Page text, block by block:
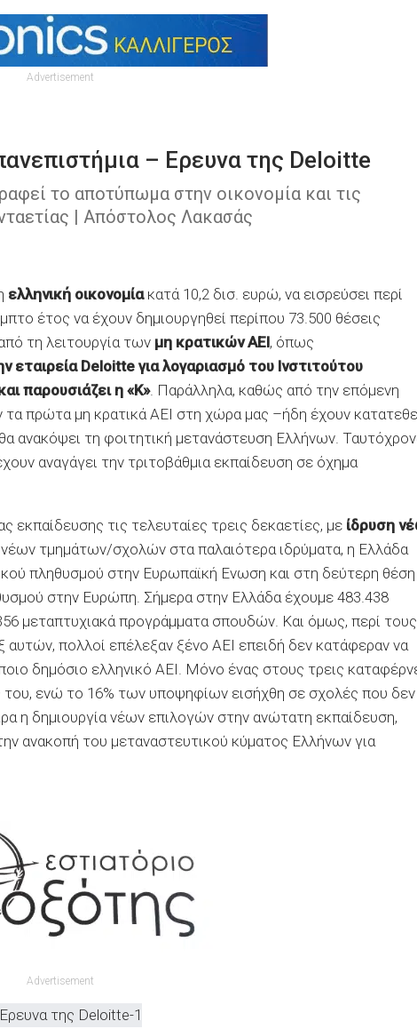
Advertisement
– Ερευνα της Deloitte
το αποτύπωμα στην οικονομία και τις
| Απόστολος Λακασάς
ελληνική οικονομίακατά 10,2 δισ. ευρώ, να εισρεύσει περί
έτος να έχουν δημιουργηθεί περίπου 73.500 θέσεις
τη λειτουργία των μη κρατικών ΑΕΙ, όπως
Deloitte για λογαριασμό του Ινστιτούτου
παρουσιάζει η «Κ». Παράλληλα, καθώς από την επόμενη
τα πρώτα μη κρατικά ΑΕΙ στη χώρα μας –ήδη έχουν
ανακόψει τη φοιτητική μετανάστευση Ελλήνων.
αναγάγει την τριτοβάθμια εκπαίδευση σε όχημα
εκπαίδευσης τις τελευταίες τρεις δεκαετίες, με ίδρυση
νέων τμημάτων/σχολών στα παλαιότερα ιδρύματα, η Ελλάδα
πληθυσμού στην Ευρωπαϊκή Ενωση και στη δεύτερη θέση
στην Ευρώπη. Σήμερα στην Ελλάδα έχουμε 483.438
μεταπτυχιακά προγράμματα σπουδών. Και όμως, περί τους
πολλοί επέλεξαν ξένο ΑΕΙ επειδή δεν κατάφεραν να
δημόσιο ελληνικό ΑΕΙ. Μόνο ένας στους τρεις
ενώ το 16% των υποψηφίων εισήχθη σε σχολές που δεν
η δημιουργία νέων επιλογών στην ανώτατη εκπαίδευση,
ανακοπή του μεταναστευτικού κύματος Ελλήνων για
Advertisement